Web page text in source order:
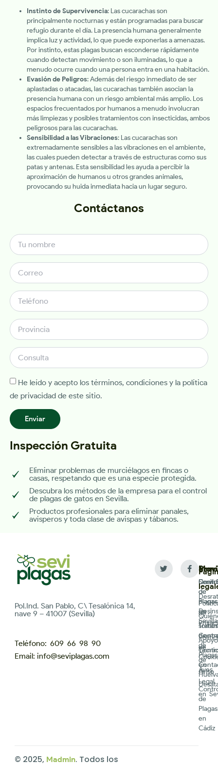
Instinto de Supervivencia: Las cucarachas son
principalmente nocturnas y están programadas para buscar
refugio durante el día. La presencia humana generalmente
implica luz y actividad, lo que puede exponerlas a amenazas.
Por instinto, estas plagas buscan esconderse rápidamente
cuando detectan movimiento o son iluminadas, lo que a
menudo ocurre cuando una persona entra en una habitación.
Evasión de Peligros: Además del riesgo inmediato de ser
aplastadas o atacadas, las cucarachas también asocian la
presencia humana con un riesgo ambiental más amplio. Los
espacios frecuentados por humanos a menudo involucran
más limpiezas y posibles tratamientos con insecticidas, ambos
peligrosos para las cucarachas.
Sensibilidad a las Vibraciones: Las cucarachas son
extremadamente sensibles a las vibraciones en el ambiente,
las cuales pueden detectar a través de estructuras como sus
patas y antenas. Esta sensibilidad les ayuda a percibir la
aproximación de humanos u otros grandes animales,
provocando su huida inmediata hacia un lugar seguro.
Contáctanos
He leído y acepto los términos, condiciones y la política
de privacidad de este sitio.
Enviar
Inspección Gratuita
Eliminar problemas de murciélagos en fincas o
casas, respetando que es una especie protegida.
Descubra los métodos de la empresa para el control
de plagas de gatos en Sevilla.
Productos profesionales para eliminar panales,
avisperos y toda clase de avispas y tábanos.
Pol.Ind. San Pablo, C\ Tesalónica 14,
nave 9 – 41007 (Sevilla)
Teléfono: 609 66 98 90
Email: info@seviplagas.com
de
de
Aves
en
de
plagas
somos
Apoyo
de
Plagas
en
Sevilla
de
Plagas
en
de
Plagas
en
Cádiz
de
de
Aviso
Legal
© 2025, Madmin. Todos los